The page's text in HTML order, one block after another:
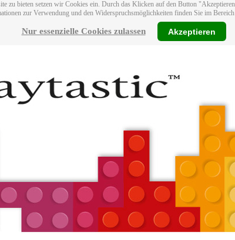
zu bieten setzen wir Cookies ein. Durch das Klicken auf den Button
zur Verwendung und den Widerspruchsmöglichkeiten finden Sie im Bereich
Nur essenzielle Cookies zulassen Akzeptieren